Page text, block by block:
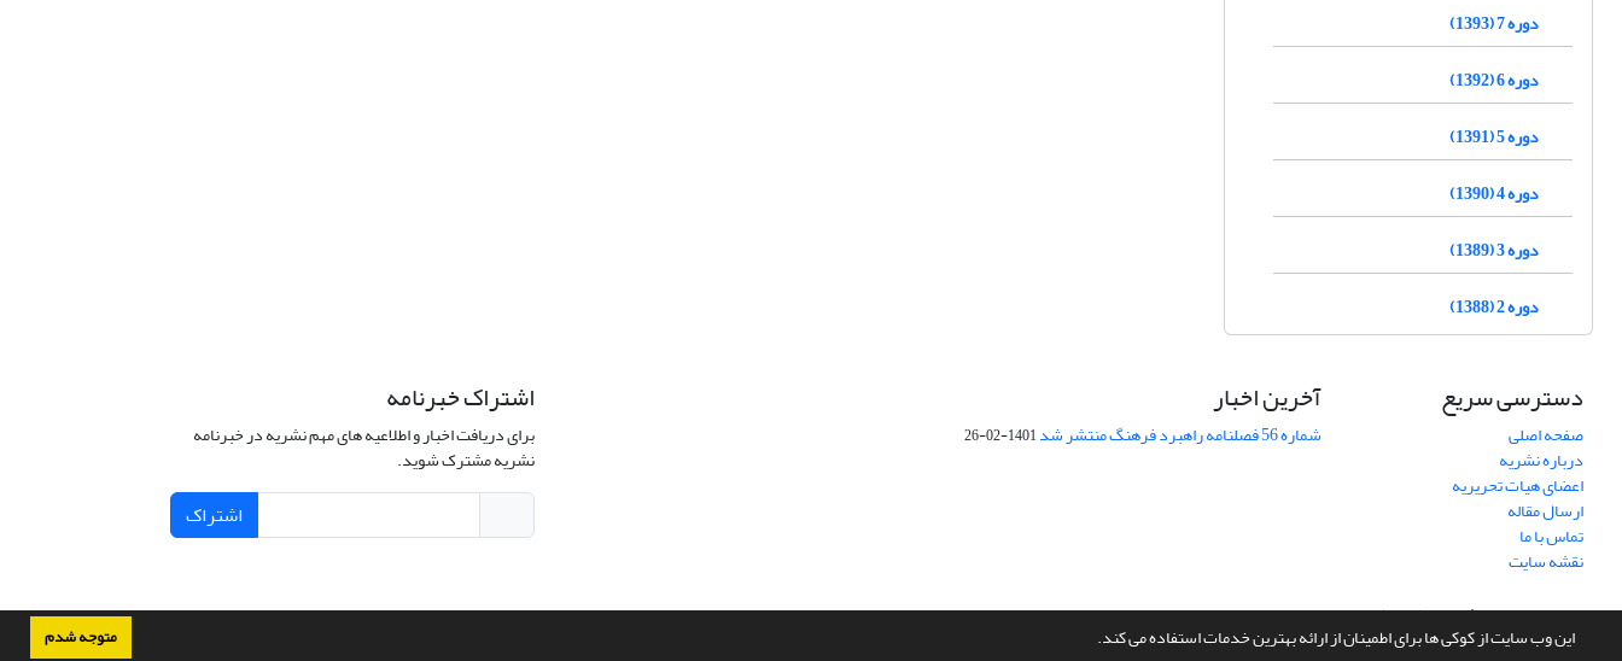
این وب سایت از کوکی ها برای اطمینان از ارائه بهترین خدمات استفاده می کند. متوجه شدم
دوره 7 (1393)
دوره 6 (1392)
دوره 5 (1391)
دوره 4 (1390)
دوره 3 (1389)
دوره 2 (1388)
دسترسی سریع
صفحه اصلی
درباره نشریه
اعضای هیات تحریریه
ارسال مقاله
تماس با ما
نقشه سایت
آخرین اخبار
شماره 56 فصلنامه راهبرد فرهنگ منتشر شد 1401-02-26
اشتراک خبرنامه
برای دریافت اخبار و اطلاعیه های مهم نشریه در خبرنامه
نشریه مشترک شوید.
اشتراک
سامانه مدیریت نشریات علمی.طراحی و پیاده سازی ازسیناوب